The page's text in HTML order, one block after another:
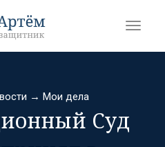
→ Мои дела
Суд